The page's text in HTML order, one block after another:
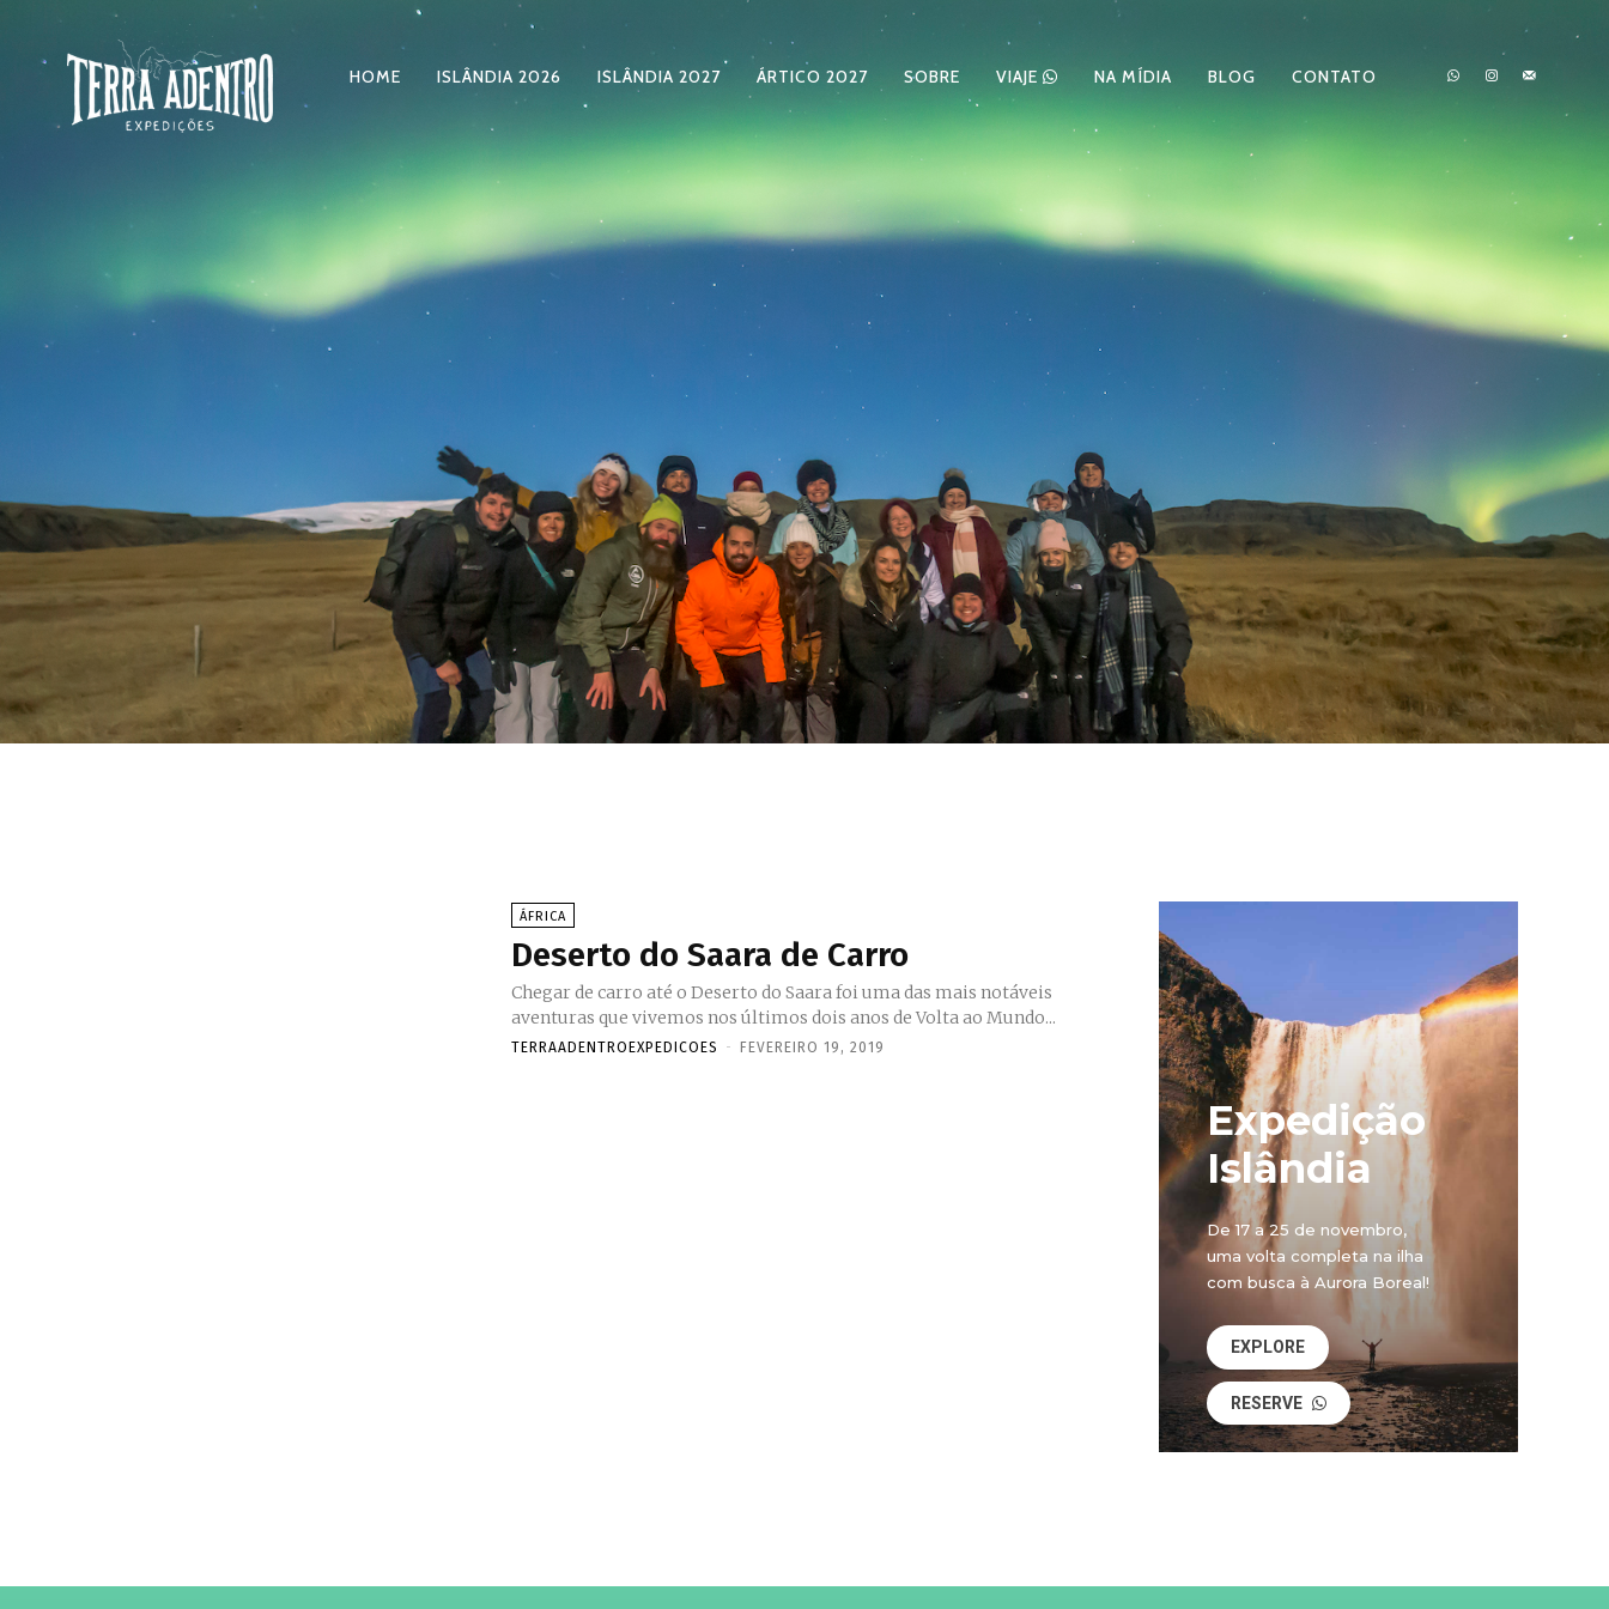
HOME ISLÂNDIA 2026 ISLÂNDIA 2027 ÁRTICO 2027 SOBRE VIAJE NA MÍDIA BLOG CONTATO
ÁFRICA
Deserto do Saara de Carro
Chegar de carro até o Deserto do Saara foi uma das mais notáveis
aventuras que vivemos nos últimos dois anos de Volta ao Mundo...
TERRAADENTROEXPEDICOES - FEVEREIRO 19, 2019
Expedição
Islândia
De 17 a 25 de novembro,
uma volta completa na ilha
com busca à Aurora Boreal!
EXPLORE
RESERVE